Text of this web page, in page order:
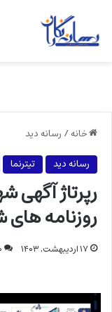
خانه/ رسانه دید
رسانه دید
تیترنما
رپرتاژ
روزنامه های
۱۷ اردیبهشت, ۱۴۰۳